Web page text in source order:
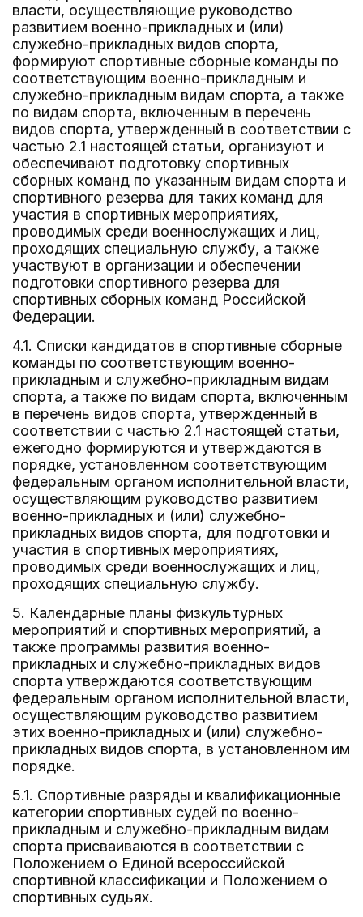
власти, осуществляющие руководство
развитием военно-прикладных и (или)
служебно-прикладных видов спорта,
формируют спортивные сборные команды по
соответствующим военно-прикладным и
служебно-прикладным видам спорта, а также
по видам спорта, включенным в перечень
видов спорта, утвержденный в соответствии с
частью 2.1 настоящей статьи, организуют и
обеспечивают подготовку спортивных
сборных команд по указанным видам спорта и
спортивного резерва для таких команд для
участия в спортивных мероприятиях,
проводимых среди военнослужащих и лиц,
проходящих специальную службу, а также
участвуют в организации и обеспечении
подготовки спортивного резерва для
спортивных сборных команд Российской
Федерации.
4.1. Списки кандидатов в спортивные сборные
команды по соответствующим военно-
прикладным и служебно-прикладным видам
спорта, а также по видам спорта, включенным
в перечень видов спорта, утвержденный в
соответствии с частью 2.1 настоящей статьи,
ежегодно формируются и утверждаются в
порядке, установленном соответствующим
федеральным органом исполнительной власти,
осуществляющим руководство развитием
военно-прикладных и (или) служебно-
прикладных видов спорта, для подготовки и
участия в спортивных мероприятиях,
проводимых среди военнослужащих и лиц,
проходящих специальную службу.
5. Календарные планы физкультурных
мероприятий и спортивных мероприятий, а
также программы развития военно-
прикладных и служебно-прикладных видов
спорта утверждаются соответствующим
федеральным органом исполнительной власти,
осуществляющим руководство развитием
этих военно-прикладных и (или) служебно-
прикладных видов спорта, в установленном им
порядке.
5.1. Спортивные разряды и квалификационные
категории спортивных судей по военно-
прикладным и служебно-прикладным видам
спорта присваиваются в соответствии с
Положением о Единой всероссийской
спортивной классификации и Положением о
спортивных судьях.